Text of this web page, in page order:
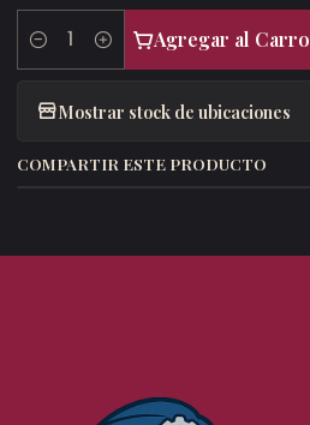
Cantidad
Agregar al Carro
Mostrar stock de ubicaciones
COMPARTIR ESTE PRODUCTO